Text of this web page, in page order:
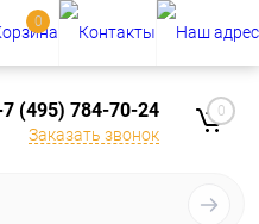
(495) 784-70-24
Заказать звонок
0
0